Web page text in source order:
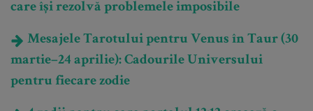
care își rezolvă problemele imposibile
Mesajele Tarotului pentru Venus în Taur (30
martie–24 aprilie): Cadourile Universului
pentru fiecare zodie